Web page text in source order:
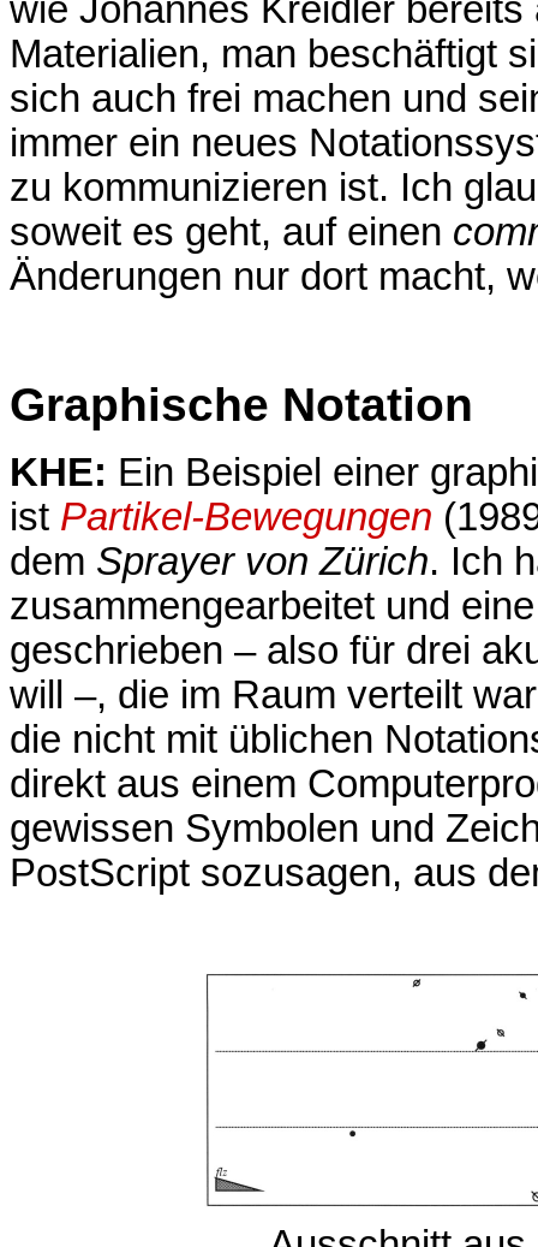
wie Johannes Kreidler
Materialien, man beschäftigt
sich auch frei machen und
immer ein neues
zu kommunizieren ist. Ich
soweit es geht, auf einen
Änderungen nur dort macht,
Graphische Notation
KHE: Ein Beispiel einer
ist Partikel-Bewegungen
dem Sprayer von Zürich. Ich
zusammengearbeitet und
geschrieben – also für drei
will –, die im Raum verteilt
die nicht mit üblichen
direkt aus einem
gewissen Symbolen und
PostScript sozusagen, aus